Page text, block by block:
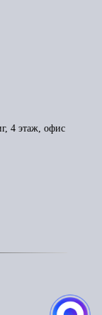
4 этаж, офис